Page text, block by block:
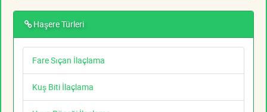
Haşere Türleri
Fare Sıçan İlaçlama
Kuş Biti İlaçlama